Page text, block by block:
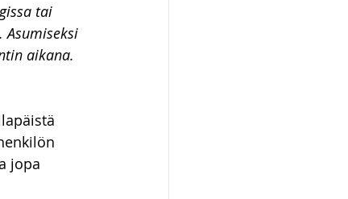
tai
aikana.
jopa